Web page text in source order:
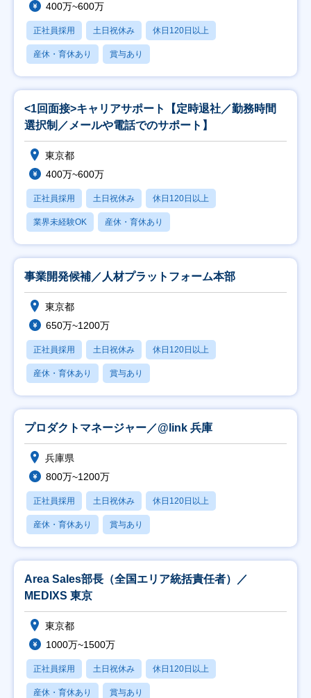
400万~600万
正社員採用 土日祝休み 休日120日以上
産休・育休あり 賞与あり
<1回面接>キャリアサポート【定時退社／勤務時間
選択制／メールや電話でのサポート】
東京都
400万~600万
正社員採用 土日祝休み 休日120日以上
業界未経験OK 産休・育休あり
事業開発候補／人材プラットフォーム本部
東京都
650万~1200万
正社員採用 土日祝休み 休日120日以上
産休・育休あり 賞与あり
プロダクトマネージャー／@link 兵庫
兵庫県
800万~1200万
正社員採用 土日祝休み 休日120日以上
産休・育休あり 賞与あり
Area Sales部長（全国エリア統括責任者）／
MEDIXS 東京
東京都
1000万~1500万
正社員採用 土日祝休み 休日120日以上
産休・育休あり 賞与あり